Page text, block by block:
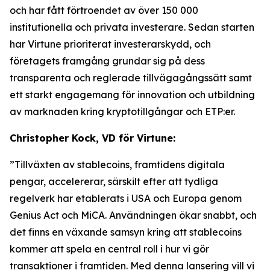
och har fått förtroendet av över 150 000
institutionella och privata investerare. Sedan starten
har Virtune prioriterat investerarskydd, och
företagets framgång grundar sig på dess
transparenta och reglerade tillvägagångssätt samt
ett starkt engagemang för innovation och utbildning
av marknaden kring kryptotillgångar och ETP:er.
Christopher Kock, VD för Virtune:
”Tillväxten av stablecoins, framtidens digitala
pengar, accelererar, särskilt efter att tydliga
regelverk har etablerats i USA och Europa genom
Genius Act och MiCA. Användningen ökar snabbt, och
det finns en växande samsyn kring att stablecoins
kommer att spela en central roll i hur vi gör
transaktioner i framtiden. Med denna lansering vill vi